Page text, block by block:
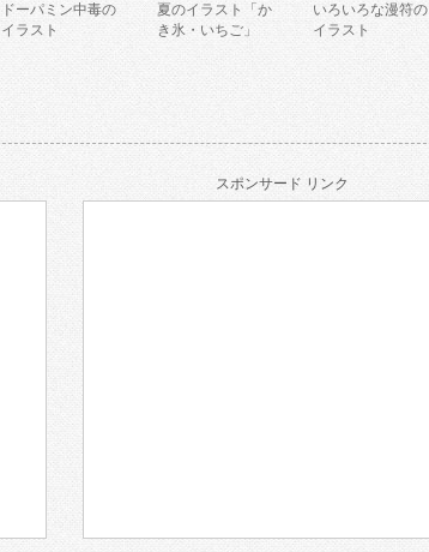
ドーパミン中毒の
イラスト
夏のイラスト「か
き氷・いちご」
いろいろな漫符の
イラスト
スポンサード リンク